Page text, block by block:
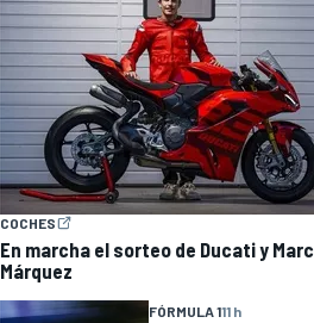
COCHES
En marcha el sorteo de Ducati y Marc
Márquez
FÓRMULA 111 h